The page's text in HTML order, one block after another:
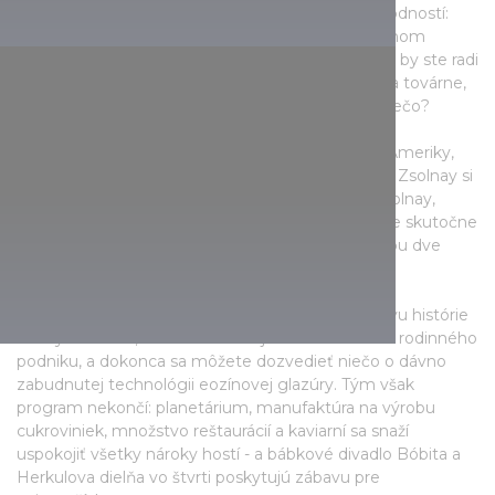
je otvorený pre všetkých a ponúka veľa pozoruhodností:
môžete sa prejsť okolo 88 sôch Zsolnay vo verejnom
priestore a 15 pamiatkovo chránených budov. Ak by ste radi
spoznali históriu rodiny Zsolnayovcov, porcelánu a továrne,
potom si kúpte lístky na výstavy, stojí to za to! Prečo?
Klasické kúsky zbierky Gyugyi sa vrátili domov z Ameriky,
aby obohatili expozíciu, najstaršie výrobky značky Zsolnay si
môžete pozrieť na Ružovej výstave, Zlatý vek Zsolnay,
ktorý sa skladá zo 700 keramických predmetov je skutočne
pozoruhodnou atrakciou s odhadovanou hodnotou dve
Ak si chcete vytvoriť úplný obraz, pozrite si výstavu histórie
rodiny a tovární, kde sa odhalí tajomstvo dobrého rodinného
podniku, a dokonca sa môžete dozvedieť niečo o dávno
zabudnutej technológii eozínovej glazúry. Tým však
program nekončí: planetárium, manufaktúra na výrobu
cukroviniek, množstvo reštaurácií a kaviarní sa snaží
uspokojiť všetky nároky hostí - a bábkové divadlo Bóbita a
Herkulova dielňa vo štvrti poskytujú zábavu pre